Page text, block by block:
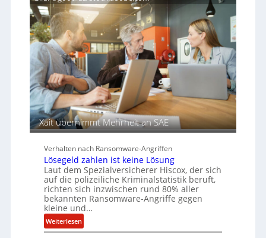
r
e
n
n
a
u
f
d
e
r
S
p
u
r
T
c
h
A
g
e
n
c
y
a
r
e
i
t
e
n
u
s
Xait übernimmt Mehrheit an SAE
Verhalten nach Ransomware-Angriffen
Lösegeld zahlen ist keine Lösung
Laut dem Spezialversicherer Hiscox, der sich
auf die polizeiliche Kriminalstatistik beruft,
richten sich inzwischen rund 80% aller
bekannten Ransomware-Angriffe gegen
kleine und…
Weiterlesen:
L